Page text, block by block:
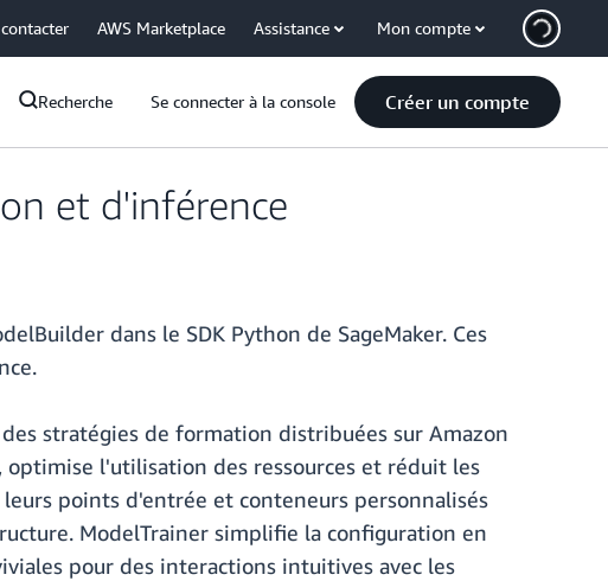
AWS Marketplace Assistance Mon compte
Recherche Se connecter à la console Créer un compte
et d'inférence
dans le SDK Python de SageMaker. Ces
stratégies de formation distribuées sur Amazon
l'utilisation des ressources et réduit les
points d'entrée et conteneurs personnalisés
ModelTrainer simplifie la configuration en
pour des interactions intuitives avec les